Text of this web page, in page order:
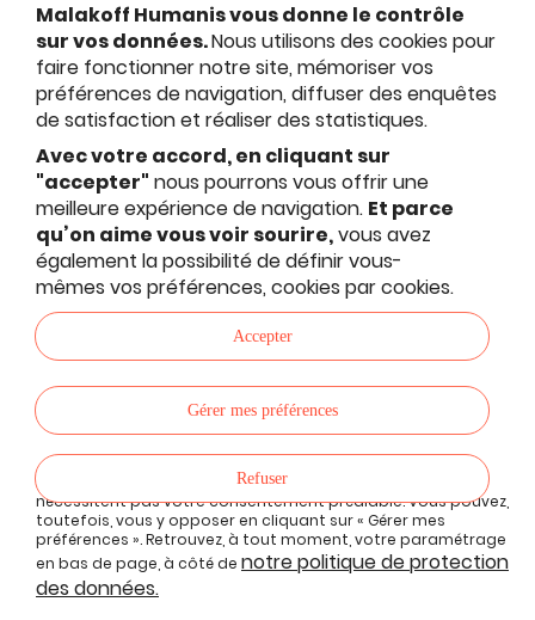
Malakoff Humanis vous donne le contrôle
sur vos données.Nous utilisons des cookies pour
faire fonctionner notre site, mémoriser vos
préférences de navigation, diffuser des enquêtes
de satisfaction et réaliser des statistiques.
Avec votre accord, en cliquant sur
"accepter" nous pourrons vous offrir une
meilleure expérience de navigation. Et parce
qu’on aime vous voir sourire,vous avez
également la possibilité de définir vous-
mêmes vos préférences, cookies par cookies.
Les cookies de fonctionnalités proposées sur le site ne
nécessitent pas votre consentement préalable. Vous pouvez,
toutefois, vous y opposer en cliquant sur « Gérer mes
préférences ». Retrouvez, à tout moment, votre paramétrage
en bas de page, à côté de notre politique de protection
des données.
Refuser
Gérer mes préférences
Accepter